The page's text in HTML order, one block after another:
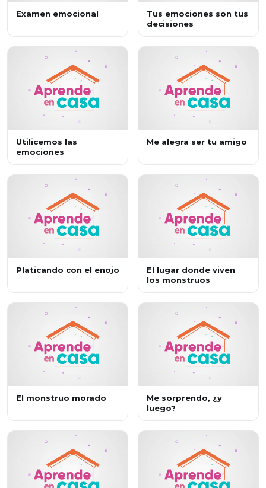
Examen emocional
Tus emociones son tus
decisiones
Utilicemos las
emociones
Me alegra ser tu amigo
Platicando con el enojo
El lugar donde viven
los monstruos
El monstruo morado
Me sorprendo, ¿y
luego?